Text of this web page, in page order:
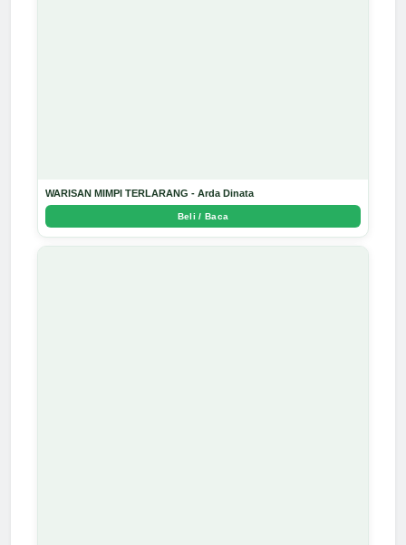
WARISAN MIMPI TERLARANG - Arda Dinata
Beli / Baca